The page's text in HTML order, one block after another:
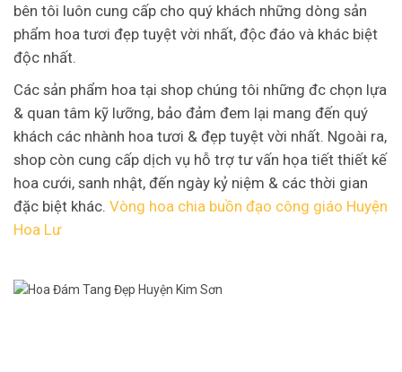
bên tôi luôn cung cấp cho quý khách những dòng sản
phẩm hoa tươi đẹp tuyệt vời nhất, độc đáo và khác biệt
độc nhất.
Các sản phẩm hoa tại shop chúng tôi những đc chọn lựa
& quan tâm kỹ lưỡng, bảo đảm đem lại mang đến quý
khách các nhành hoa tươi & đẹp tuyệt vời nhất. Ngoài ra,
shop còn cung cấp dịch vụ hỗ trợ tư vấn họa tiết thiết kế
hoa cưới, sanh nhật, đến ngày kỷ niệm & các thời gian
đặc biệt khác. Vòng hoa chia buồn đạo công giáo Huyện
Hoa Lư